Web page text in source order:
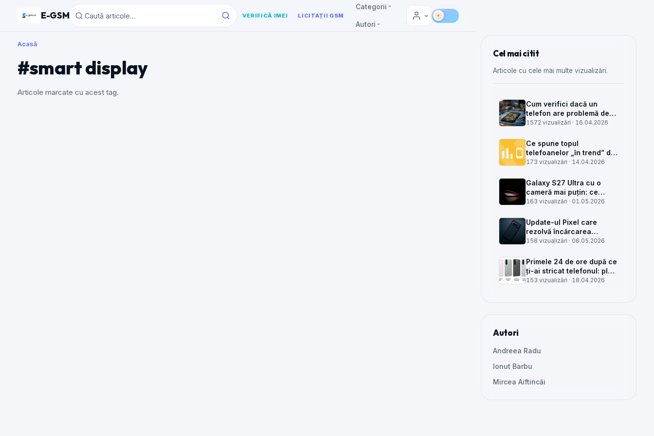
E-GSM VERIFICĂ IMEI LICITAȚII GSM
Categorii
Autori
Acasă
#smart display
Articole marcate cu acest tag.
Cel mai citit
Articole cu cele mai multe vizualizări.
Cum verifici dacă un
telefon are problemă de
semnal din antenă, din
rețea
1572 vizualizări · 16.04.2026
Ce spune topul
telefoanelor „în trend” din
săptămâna 15 despre
173 vizualizări · 14.04.2026
Galaxy S27 Ultra cu o
cameră mai puțin: ce
înseamnă pentru service,
163 vizualizări · 01.05.2026
Update-ul Pixel care
rezolvă încărcarea
wireless și glitch-uri de
158 vizualizări · 06.05.2026
Primele 24 de ore după ce
ți-ai stricat telefonul: plan
clar, greșeli de evitat și
153 vizualizări · 18.04.2026
Autori
Andreea Radu
Ionut Barbu
Mircea Aiftincăi